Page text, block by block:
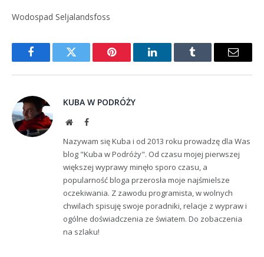
Wodospad Seljalandsfoss
FacebookTwitter Pinterest LinkedInTumblr Email
KUBA W PODRÓŻY
WebsiteFacebook
Nazywam się Kuba i od 2013 roku prowadzę dla Was
blog "Kuba w Podróży". Od czasu mojej pierwszej
większej wyprawy minęło sporo czasu, a
popularność bloga przerosła moje najśmielsze
oczekiwania. Z zawodu programista, w wolnych
chwilach spisuję swoje poradniki, relacje z wypraw i
ogólne doświadczenia ze światem. Do zobaczenia
na szlaku!